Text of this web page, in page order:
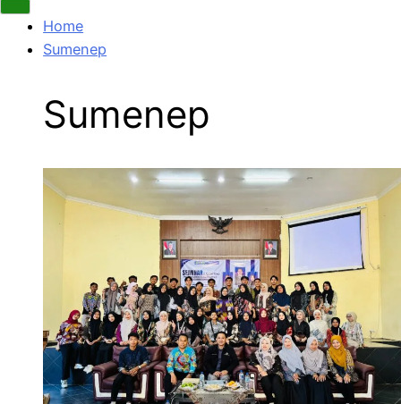
Home
Sumenep
Sumenep